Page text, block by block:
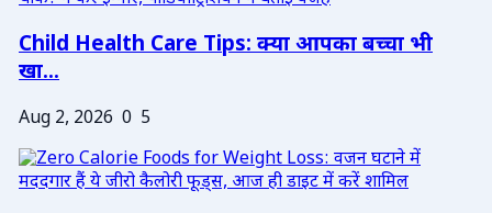
Child Health Care Tips: क्या आपका बच्चा भी
खा...
Aug 2, 2026 0 5